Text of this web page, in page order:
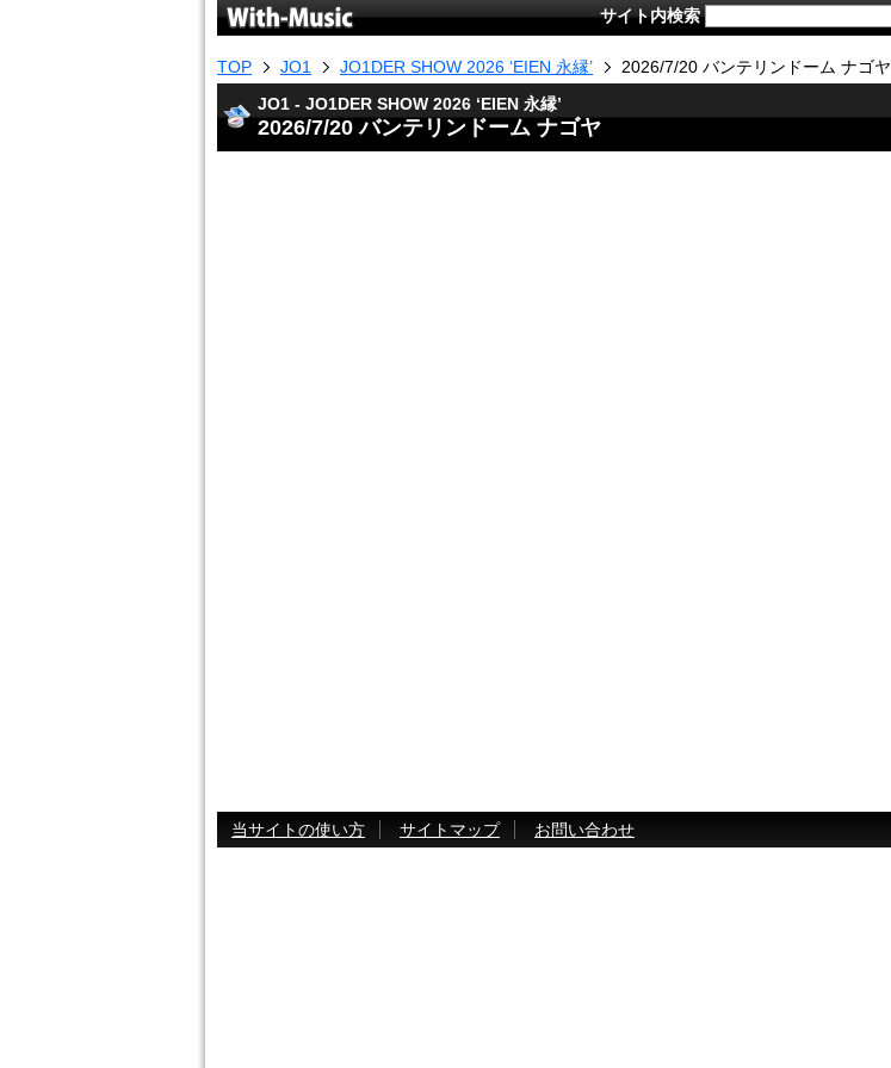
サイト内検索
TOP JO1 JO1DER SHOW 2026 ‘EIEN 永縁’
2026/7/20 バンテリンドーム ナゴヤ
JO1 - JO1DER SHOW 2026 ‘EIEN 永縁’
2026/7/20 バンテリンドーム ナゴヤ
当サイトの使い方 サイトマップ お問い合わせ